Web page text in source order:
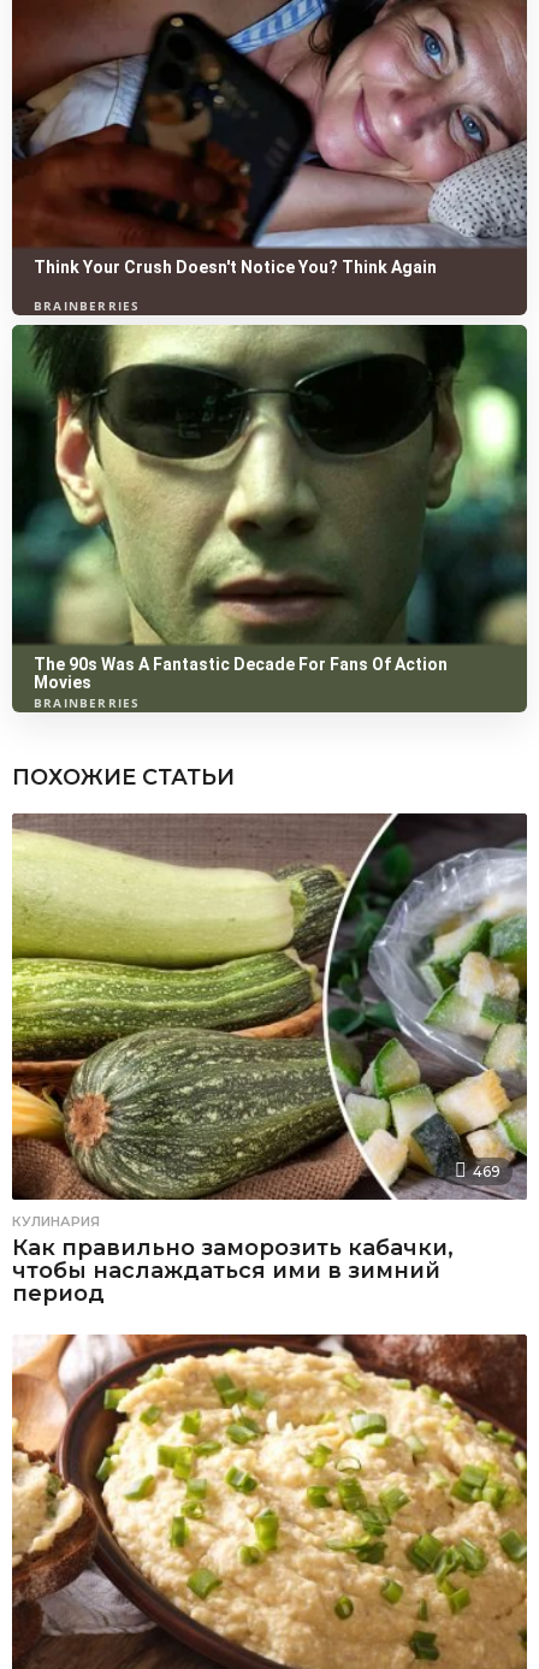
ПОХОЖИЕ СТАТЬИ
469
КУЛИНАРИЯ
Как правильно заморозить кабачки,
чтобы наслаждаться ими в зимний
период